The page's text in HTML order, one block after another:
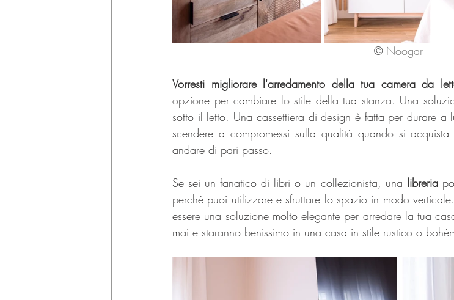
© Noogar
Vorresti migliorare l'arredamento della tua camera da
opzione per cambiare lo stile della tua stanza. Una
sotto il letto. Una cassettiera di design è fatta per durare a
scendere a compromessi sulla qualità quando si
andare di pari passo.
Se sei un fanatico di libri o un collezionista, una libreria
perché puoi utilizzare e sfruttare lo spazio in modo
essere una soluzione molto elegante per arredare la tua
mai e staranno benissimo in una casa in stile rustico o